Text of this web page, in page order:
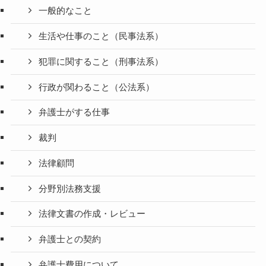
一般的なこと
生活や仕事のこと（民事法系）
犯罪に関すること（刑事法系）
行政が関わること（公法系）
弁護士がする仕事
裁判
法律顧問
分野別法務支援
法律文書の作成・レビュー
弁護士との契約